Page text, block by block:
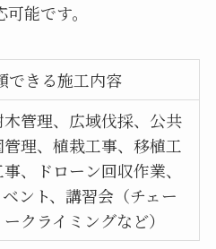
能です。
できる施工内容
管理、広域伐採、公共
理、植栽工事、移植工
、ドローン回収作業、
ント、講習会（チェー
クライミングなど）